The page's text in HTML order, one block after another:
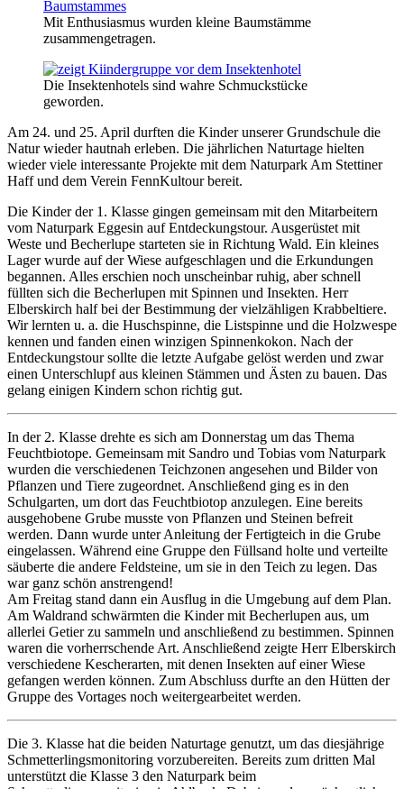
Mit Enthusiasmus wurden kleine Baumstämme
zusammengetragen.
Die Insektenhotels sind wahre Schmuckstücke
geworden.
Am 24. und 25. April durften die Kinder unserer Grundschule die
Natur wieder hautnah erleben. Die jährlichen Naturtage hielten
wieder viele interessante Projekte mit dem Naturpark Am Stettiner
Haff und dem Verein FennKultour bereit.
Die Kinder der 1. Klasse gingen gemeinsam mit den Mitarbeitern
vom Naturpark Eggesin auf Entdeckungstour. Ausgerüstet mit
Weste und Becherlupe starteten sie in Richtung Wald. Ein kleines
Lager wurde auf der Wiese aufgeschlagen und die Erkundungen
begannen. Alles erschien noch unscheinbar ruhig, aber schnell
füllten sich die Becherlupen mit Spinnen und Insekten. Herr
Elberskirch half bei der Bestimmung der vielzähligen Krabbeltiere.
Wir lernten u. a. die Huschspinne, die Listspinne und die Holzwespe
kennen und fanden einen winzigen Spinnenkokon. Nach der
Entdeckungstour sollte die letzte Aufgabe gelöst werden und zwar
einen Unterschlupf aus kleinen Stämmen und Ästen zu bauen. Das
gelang einigen Kindern schon richtig gut.
In der 2. Klasse drehte es sich am Donnerstag um das Thema
Feuchtbiotope. Gemeinsam mit Sandro und Tobias vom Naturpark
wurden die verschiedenen Teichzonen angesehen und Bilder von
Pflanzen und Tiere zugeordnet. Anschließend ging es in den
Schulgarten, um dort das Feuchtbiotop anzulegen. Eine bereits
ausgehobene Grube musste von Pflanzen und Steinen befreit
werden. Dann wurde unter Anleitung der Fertigteich in die Grube
eingelassen. Während eine Gruppe den Füllsand holte und verteilte
säuberte die andere Feldsteine, um sie in den Teich zu legen. Das
war ganz schön anstrengend!
Am Freitag stand dann ein Ausflug in die Umgebung auf dem Plan.
Am Waldrand schwärmten die Kinder mit Becherlupen aus, um
allerlei Getier zu sammeln und anschließend zu bestimmen. Spinnen
waren die vorherrschende Art. Anschließend zeigte Herr Elberskirch
verschiedene Kescherarten, mit denen Insekten auf einer Wiese
gefangen werden können. Zum Abschluss durfte an den Hütten der
Gruppe des Vortages noch weitergearbeitet werden.
Die 3. Klasse hat die beiden Naturtage genutzt, um das diesjährige
Schmetterlingsmonitoring vorzubereiten. Bereits zum dritten Mal
unterstützt die Klasse 3 den Naturpark beim